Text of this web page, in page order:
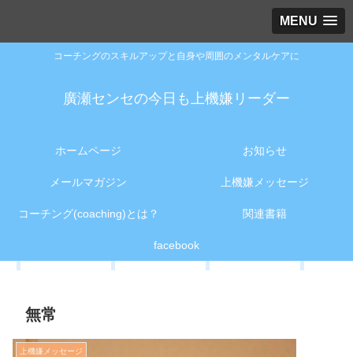
MENU
コーチングのスキルアップと自身や周囲のメンタルケアに
廣瀬センセの今日も上機嫌リーダー
ホームページ お知らせ
メールマガジン 上機嫌メッセージ
コーチング(coaching)とは？ 関連書籍
facebook
無常
上機嫌メッセージ